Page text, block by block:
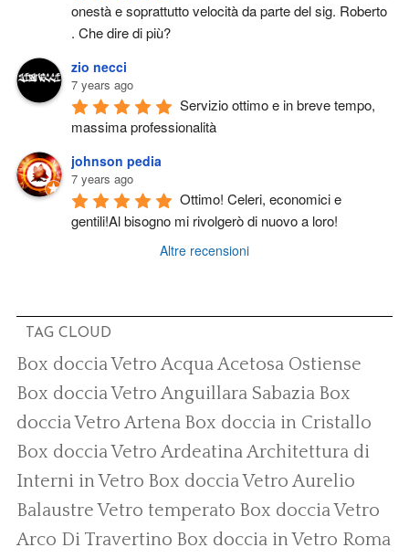
onestà e soprattutto velocità da parte del sig. Roberto
. Che dire di più?
zio necci
7 years ago
Servizio ottimo e in breve tempo,
massima professionalità
johnson pedia
7 years ago
Ottimo! Celeri, economici e
gentili!Al bisogno mi rivolgerò di nuovo a loro!
Altre recensioni
TAG CLOUD
Box doccia Vetro Acqua Acetosa Ostiense
Box doccia Vetro Anguillara Sabazia Box
doccia Vetro Artena Box doccia in Cristallo
Box doccia Vetro ArdeatinaArchitettura di
Interni in Vetro Box doccia Vetro Aurelio
Balaustre Vetro temperato Box doccia Vetro
Arco Di Travertino Box doccia in Vetro Roma